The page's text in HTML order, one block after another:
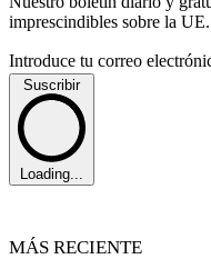
imprescindibles sobre la UE.
Introduce tu correo
Suscribir
Loading...
MÁS RECIENTE